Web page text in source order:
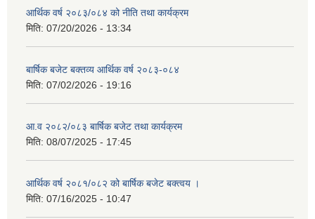
आर्थिक वर्ष २०८३/०८४ को नीति तथा कार्यक्रम
मिति: 07/20/2026 - 13:34
बार्षिक बजेट बक्तव्य आर्थिक वर्ष २०८३-०८४
मिति: 07/02/2026 - 19:16
आ.व २०८२/०८३ बार्षिक बजेट तथा कार्यक्रम
मिति: 08/07/2025 - 17:45
आर्थिक वर्ष २०८१/०८२ को बार्षिक बजेट बक्त्वय ।
मिति: 07/16/2025 - 10:47